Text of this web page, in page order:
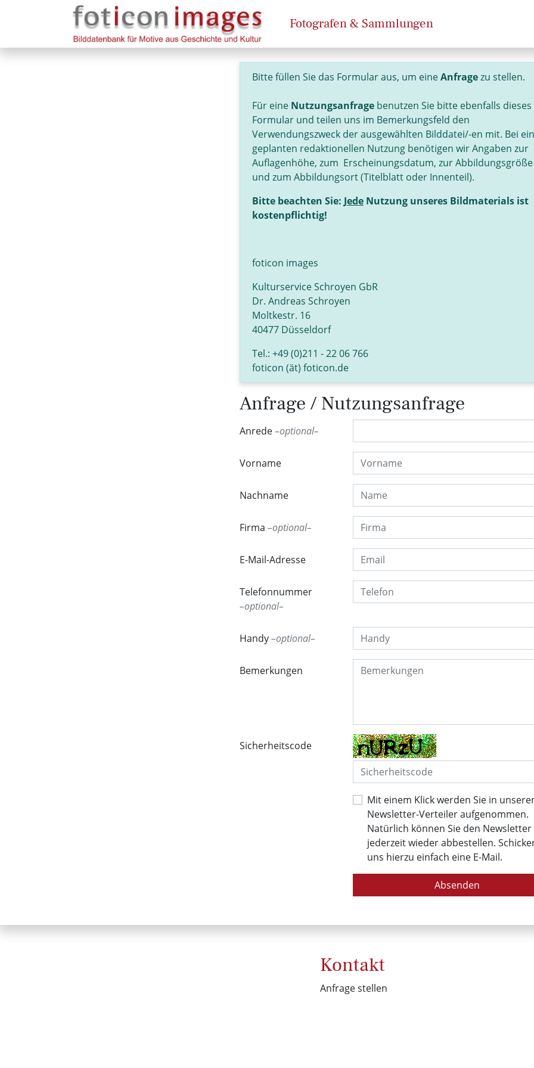
Fotografen & Sammlungen
Bitte füllen Sie das Formular aus, um eineAnfragezu stellen.
Für eine Nutzungsanfrage benutzen Sie bitte ebenfalls dieses
Formular und teilen uns im Bemerkungsfeld den
Verwendungszweck der ausgewählten Bilddatei/-en mit. Bei
geplanten redaktionellen Nutzung benötigen wir Angaben zur
Auflagenhöhe, zum Erscheinungsdatum, zur Abbildungsgröße
und zum Abbildungsort (Titelblatt oder Innenteil).
Bitte beachten Sie: Jede Nutzung unseres Bildmaterials ist
kostenpflichtig!
foticon images
Kulturservice Schroyen GbR
Dr. Andreas Schroyen
Moltkestr. 16
40477 Düsseldorf
Tel.: +49 (0)211 - 22 06 766
foticon (ät) foticon.de
Anfrage / Nutzungsanfrage
Anrede optional
Vorname
Nachname
Firma optional
E-Mail-Adresse
Telefonnummer
optional
Handy optional
Bemerkungen
Sicherheitscode
Mit einem Klick werden Sie in
Newsletter-Verteiler aufgenommen.
Natürlich können Sie den Newsletter
jederzeit wieder abbestellen.
uns hierzu einfach eine E-Mail.
Absenden
Kontakt
Anfrage stellen